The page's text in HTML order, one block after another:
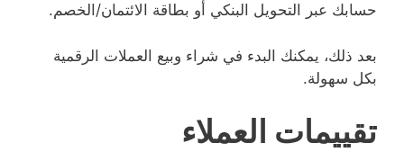
حسابك عبر التحويل البنكي أو بطاقة الائتمان/الخصم.
بعد ذلك، يمكنك البدء في شراء وبيع العملات الرقمية
بكل سهولة.
تقييمات العملاء